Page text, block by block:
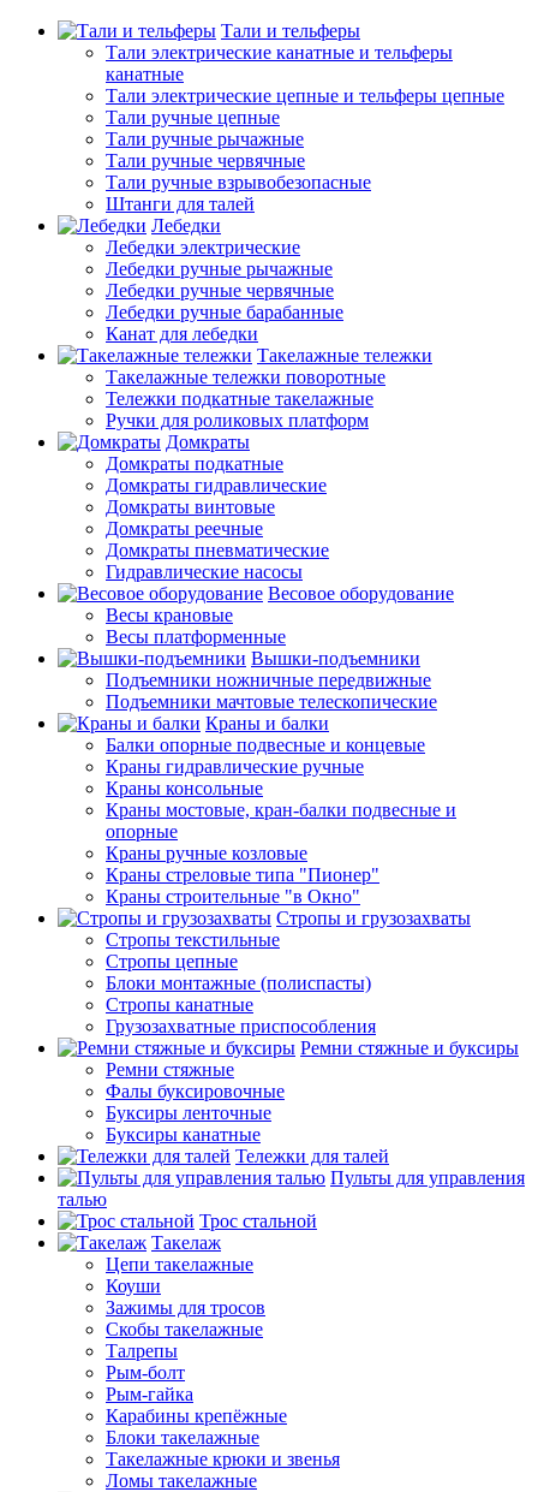
Тали и тельферы
Тали электрические канатные и тельферы
канатные
Тали электрические цепные и тельферы цепные
Тали ручные цепные
Тали ручные рычажные
Тали ручные червячные
Тали ручные взрывобезопасные
Штанги для талей
Лебедки
Лебедки электрические
Лебедки ручные рычажные
Лебедки ручные червячные
Лебедки ручные барабанные
Канат для лебедки
Такелажные тележки
Такелажные тележки поворотные
Тележки подкатные такелажные
Ручки для роликовых платформ
Домкраты
Домкраты подкатные
Домкраты гидравлические
Домкраты винтовые
Домкраты реечные
Домкраты пневматические
Гидравлические насосы
Весовое оборудование
Весы крановые
Весы платформенные
Вышки-подъемники
Подъемники ножничные передвижные
Подъемники мачтовые телескопические
Краны и балки
Балки опорные подвесные и концевые
Краны гидравлические ручные
Краны консольные
Краны мостовые, кран-балки подвесные и
опорные
Краны ручные козловые
Краны стреловые типа "Пионер"
Краны строительные "в Окно"
Стропы и грузозахваты
Стропы текстильные
Стропы цепные
Блоки монтажные (полиспасты)
Стропы канатные
Грузозахватные приспособления
Ремни стяжные и буксиры
Ремни стяжные
Фалы буксировочные
Буксиры ленточные
Буксиры канатные
Тележки для талей
Пульты для управления
талью
Трос стальной
Такелаж
Цепи такелажные
Коуши
Зажимы для тросов
Скобы такелажные
Талрепы
Рым-болт
Рым-гайка
Карабины крепёжные
Блоки такелажные
Такелажные крюки и звенья
Ломы такелажные